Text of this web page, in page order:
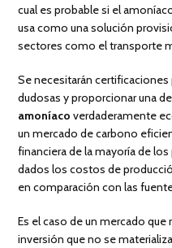
cual es probable si el
usa como una solución
sectores como el transporte
Se necesitarán
dudosas y proporcionar una
amoníaco verdaderamente
un mercado de carbono
financiera de la mayoría de
dados los costos de
en comparación con las
Es el caso de un mercado
inversión que no se